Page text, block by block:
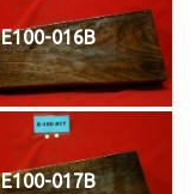
E100-016B
E100-017B